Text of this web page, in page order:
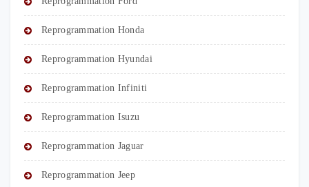
Reprogrammation Honda
Reprogrammation Hyundai
Reprogrammation Infiniti
Reprogrammation Isuzu
Reprogrammation Jaguar
Reprogrammation Jeep